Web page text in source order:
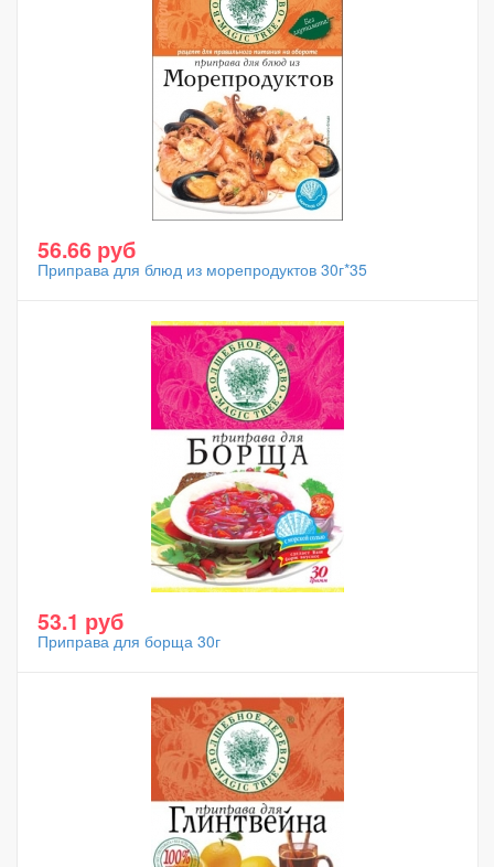
56.66 руб
Приправа для блюд из морепродуктов 30г*35
53.1 руб
Приправа для борща 30г